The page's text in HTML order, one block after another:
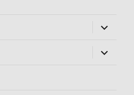
ouvrir
menu
ouvrir